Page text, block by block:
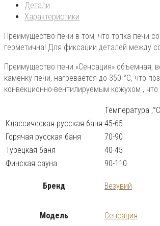
Детали
Характеристики
Преимущество печи в том, что топка печи
герметична! Для фиксации деталей между
Преимущество печи «Сенсация» объемная,
каменку печи, нагревается до 350 °С, что
конвекционно-вентилируемым кожухом ,
Температура ,°С
Классическая русская баня 45-65
Горячая русская баня
70-90
Турецкая баня
40-45
Финская сауна
90-110
Бренд Везувий
Модель Сенсация